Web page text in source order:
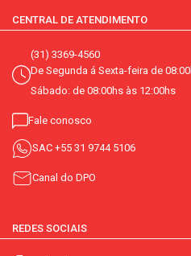
CENTRAL DE ATENDIMENTO
(31) 3369-4560
De Segunda á Sexta-feira de
Sábado: de 08:00hs às 12:00hs
Fale conosco
SAC +55 31 9744 5106
Canal do DPO
REDES SOCIAIS